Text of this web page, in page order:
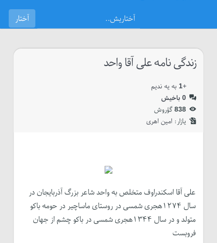
زندگی نامه علی آقا واحد
+
1 به یه ندیم
0باخیش
838گؤروش
یازار:‌ امین اهری
علی آقا اسکندراوف متخلص به واحد شاعر بزرگ آذربایجان در
سال ۱۲۷۴هجری شمسی در روستای ماساچیر در حومه باکو
متولد و در سال ۱۳۴۴هجری شمسی در باکو چشم از جهان
فروبست